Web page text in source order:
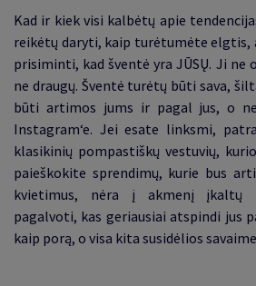
Kad ir kiek visi kalbėtų apie
reikėtų daryti, kaip turėtumėte elgtis,
prisiminti, kad šventė yra JŪSŲ. Ji ne
ne draugų. Šventė turėtų būti sava,
būti artimos jums ir pagal jus, o
Instagram‘e. Jei esate linksmi,
klasikinių pompastiškų vestuvių,
paieškokite sprendimų, kurie bus
kvietimus, nėra į akmenį įkaltų
pagalvoti, kas geriausiai atspindi jus
kaip porą, o visa kita susidėlios savaime